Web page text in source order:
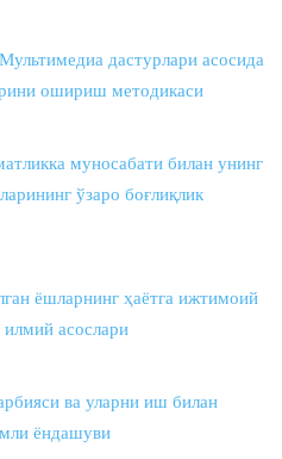
дастурлари асосида
ошириш методикаси
муносабати билан унинг
ўзаро боғлиқлик
ёшларнинг ҳаётга ижтимоий
асослари
ва уларни иш билан
ёндашуви